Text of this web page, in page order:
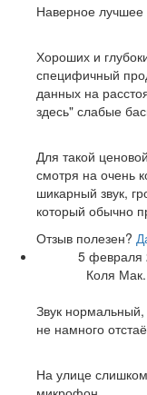
Наверное лучшее
Хороших и
специфичный
данных на
здесь" слабые
Для такой
смотря на очень
шикарный звук,
который обычно
Отзыв полезен?
5 февраля
Коля Мак.
Звук
не намного
На улице